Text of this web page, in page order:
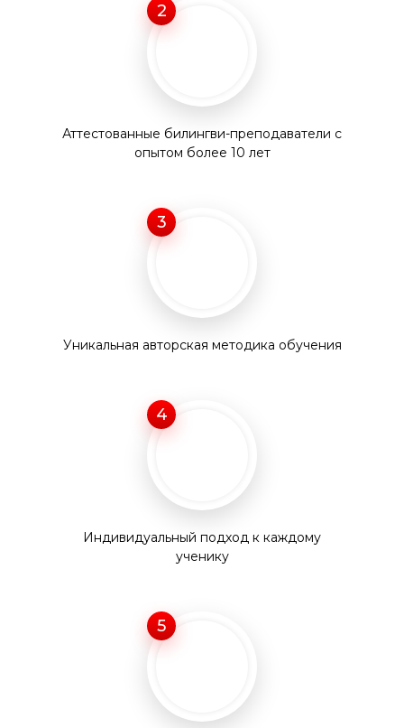
2
Аттестованные билингви-преподаватели с
опытом более 10 лет
3
Уникальная авторская методика обучения
4
Индивидуальный подход к каждому
ученику
5